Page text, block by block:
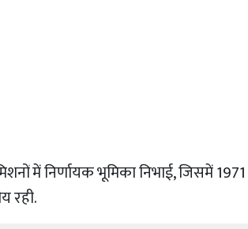
में निर्णायक भूमिका निभाई, जिसमें 1971
रही.